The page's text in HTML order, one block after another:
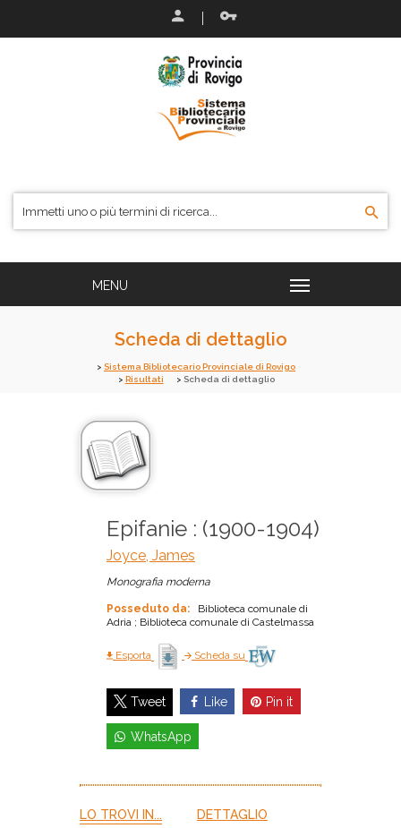
Scheda di dettaglio
Sistema Bibliotecario Provinciale di Rovigo
Risultati
Scheda di dettaglio
Epifanie : (1900-1904)
Joyce, James
Monografia moderna
Posseduto da:
Biblioteca comunale di
Adria ; Biblioteca comunale di Castelmassa
Esporta Scheda su
Tweet Like Pin it
WhatsApp
LO TROVI IN...
DETTAGLIO